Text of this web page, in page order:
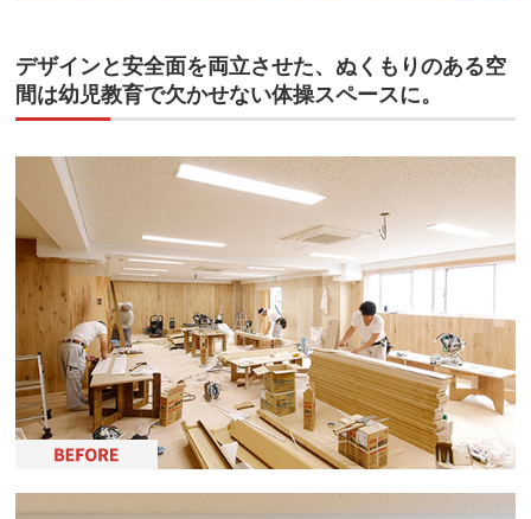
デザインと安全面を両立させた、ぬくもりのある空
間は幼児教育で欠かせない体操スペースに。